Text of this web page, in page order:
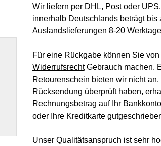
Wir liefern per DHL, Post oder
innerhalb Deutschlands beträgt bis
Auslandslieferungen 8-20
Für eine Rückgabe können Sie
WiderrufsrechtGebrauch machen.
Retourenschein bieten wir nicht
Rücksendung überprüft haben,
Rechnungsbetrag auf Ihr
oder Ihre Kreditkarte
Unser Qualitätsanspruch ist sehr